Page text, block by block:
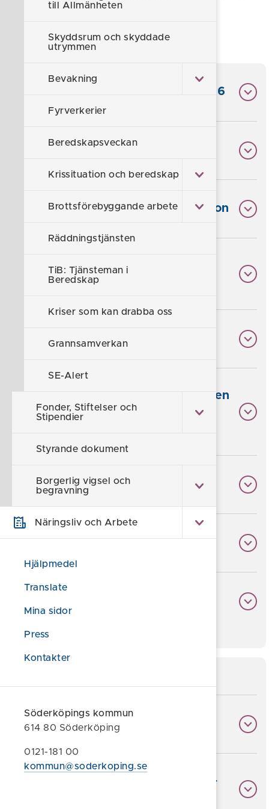
till Allmänheten
Skyddsrum och skyddade
utrymmen
Bevakning
Fyrverkerier
Beredskapsveckan
Krissituation och beredskap
Brottsförebyggande arbete
Räddningstjänsten
TiB: Tjänsteman i
Beredskap
Kriser som kan drabba oss
Grannsamverkan
SE-Alert
Fonder, Stiftelser och
Stipendier
Styrande dokument
Borgerlig vigsel och
begravning
Näringsliv och Arbete
Hjälpmedel
Translate
Mina sidor
Press
Kontakter
Söderköpings kommun
614 80 Söderköping
0121-181 00
kommun@soderkoping.se
Om Beredskapsveckan
Det här händer under veckan 2026
Vad är totalförsvar?
Gör skillnad i en frivilligorganisation
Beredskapsveckan i samarbete
med näringslivet
Jag vill vara med i kampanjen
De här företagen deltar i kampanjen
och hjälper dig att komma igång
Förslag på krislåda
Det här hände 2025
Het chili - 2025
Vegetarisk färssås med risnudlar -